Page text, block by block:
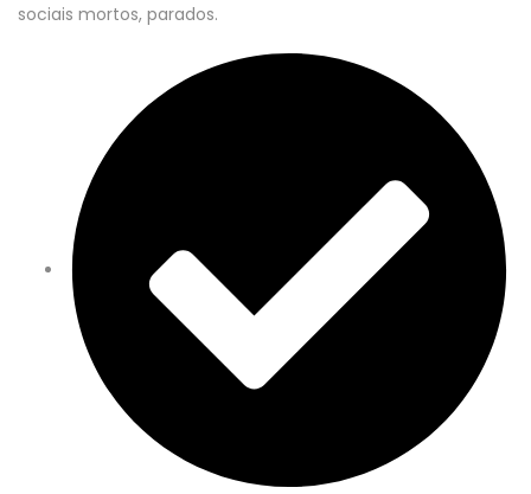
sociais mortos, parados.